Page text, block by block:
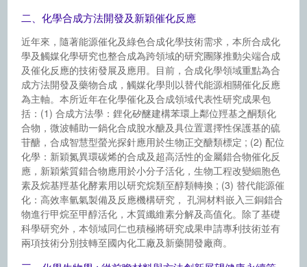
二、化學合成方法開發及新穎催化反應
近年來，隨著能源催化及綠色合成化學技術需求，本所合成化
學及觸媒化學研究也整合成為跨領域的研究團隊推動尖端合成
及催化反應的技術發展及應用。目前，合成化學領域重點為合
成方法開發及藥物合成，觸媒化學則以替代能源相關催化反應
為主軸。本所近年在化學催化及合成領域代表性研究成果包
括：(1) 合成方法學：鋰化矽醚建構苯環上鄰位羥基之酮類化
合物，微波輔助一鍋化合成脫水醣及具位置選擇性保護基的硫
苷醣，合成智慧型螢光探針應用於生物正交醣類標定 ; (2) 配位
化學：新穎氮異環碳烯的合成及超高活性的金屬錯合物催化反
應，新穎紫質錯合物應用於小分子活化，生物工程改變細胞色
素及烷基羥基化酵素用以研究烷類至醇類轉換 ; (3) 替代能源催
化：高效率氫氣製備及反應機構研究， 孔洞材料嵌入三銅錯合
物進行甲烷至甲醇活化，木質纖維素分解及高值化。除了基礎
科學研究外，本領域同仁也積極將研究成果申請專利技術並有
兩項技術分別技轉至國內化工廠及新藥開發廠商。